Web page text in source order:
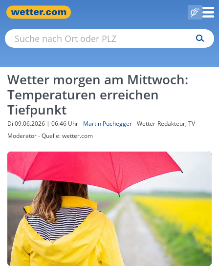
Wetter morgen am Mittwoch:
Temperaturen erreichen
Tiefpunkt
Di 09.06.2026 | 06:46 Uhr- Martin Puchegger- Wetter-Redakteur, TV-
Moderator - Quelle: wetter.com